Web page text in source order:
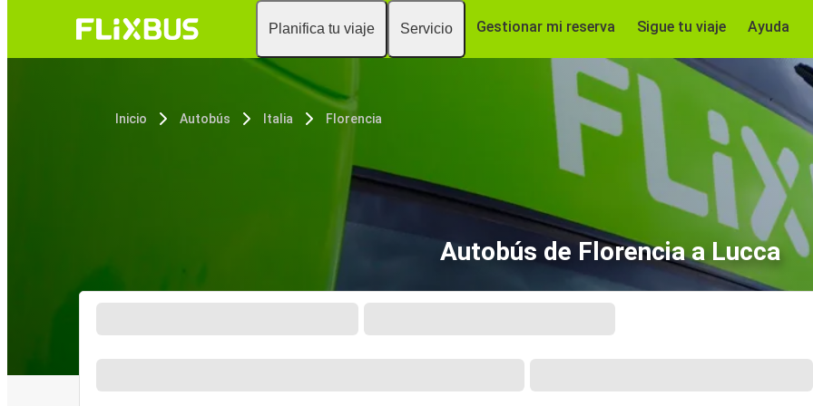
Planifica tu viaje Servicio Gestionar mi reserva Sigue tu viaje Ayuda
Inicio Autobús Italia Florencia
Autobús de Florencia a Lucca